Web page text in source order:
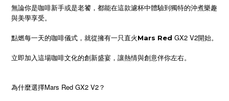
無論你是咖啡新手或是老饕，都能在這款濾杯中體驗到獨特的沖煮樂趣
與美學享受。
點燃每一天的咖啡儀式，就從擁有一只直火Mars Red GX2 V2開始。
立即加入這場咖啡文化的創新盛宴，讓熱情與創意伴你左右。
為什麼選擇Mars Red GX2 V2？